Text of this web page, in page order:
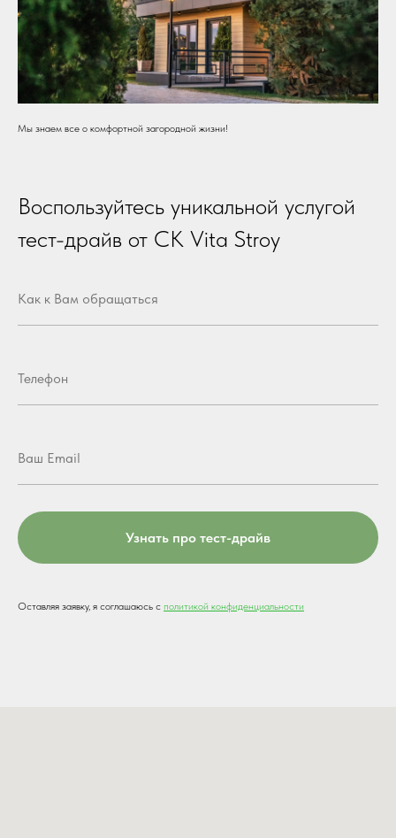
Мы знаем все о комфортной загородной жизни!
Воспользуйтесь уникальной услугой
тест-драйв от СК Vita Stroy
Узнать про тест-драйв
Оставляя заявку, я соглашаюсь с политикой конфиденциальности